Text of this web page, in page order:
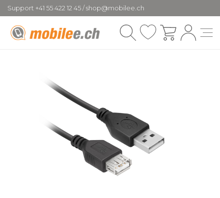
Support +41 55 422 12 45 / shop@mobilee.ch